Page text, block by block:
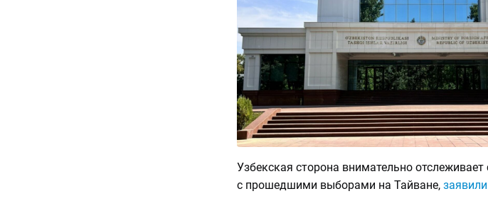
Узбекская сторона внимательно
с прошедшими выборами на Тайване, заявили